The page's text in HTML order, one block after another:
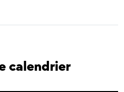
calendrier